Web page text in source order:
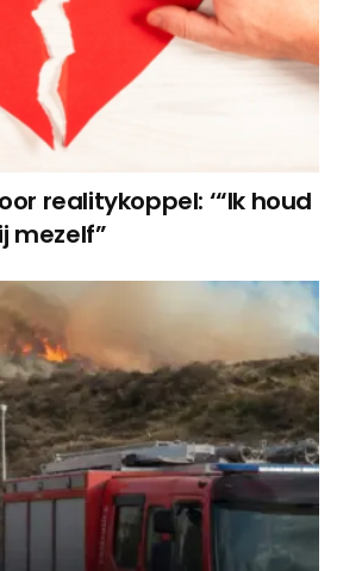
realitykoppel: ‘“Ik houd
mezelf”